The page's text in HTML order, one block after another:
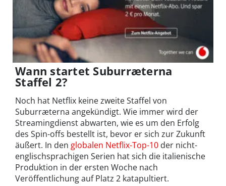
Wann startet Suburræterna
Staffel 2?
Noch hat Netflix keine zweite Staffel von
Suburræterna angekündigt. Wie immer wird der
Streamingdienst abwarten, wie es um den Erfolg
des Spin-offs bestellt ist, bevor er sich zur Zukunft
äußert. In den globalen Netflix-Top-10 der nicht-
englischsprachigen Serien hat sich die italienische
Produktion in der ersten Woche nach
Veröffentlichung auf Platz 2 katapultiert.